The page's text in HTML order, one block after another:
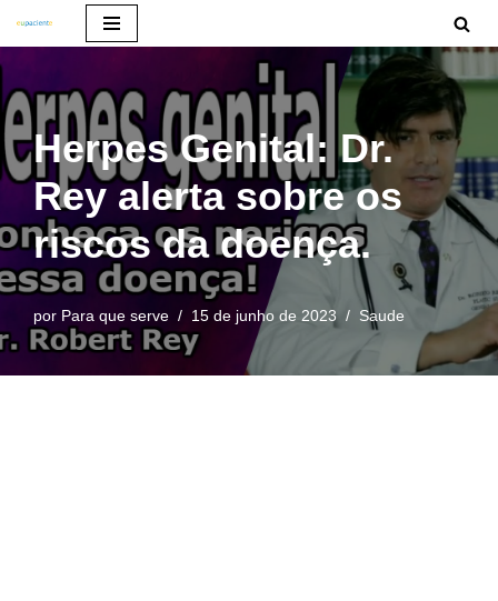
para
o
conteúdo
Herpes Genital: Dr.
Rey alerta sobre os
riscos da doença.
por Para que serve 15 de junho de 2023 Saude